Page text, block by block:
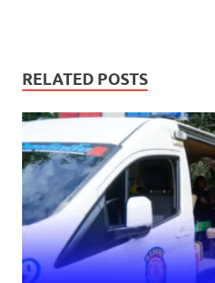
RELATED POSTS